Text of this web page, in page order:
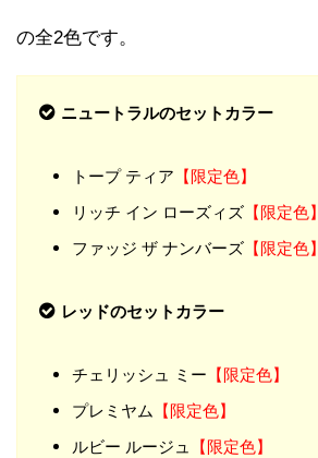
の全2色です。
ニュートラルのセットカラー
トープ ティア 【限定色】
リッチ イン ローズィズ 【限定色】
ファッジ ザ ナンバーズ 【限定色】
レッドのセットカラー
チェリッシュ ミー 【限定色】
プレミヤム
【限定色】
ルビー ルージュ
【限定色】